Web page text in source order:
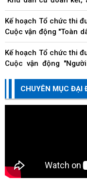
bàn thành phố
Kế hoạch Tổ chức thi
Cuộc vận động "Toàn
đô thị văn minh" trên
Kế hoạch Tổ chức thi
Cuộc vận động
Kế hoạch Tổ chức thi
doanh nghiệp, doanh
doanh thi đua thực
CHUYÊN MỤC ĐẠI